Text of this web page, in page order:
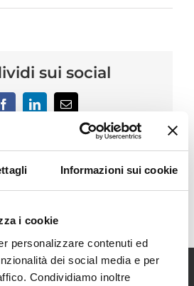
Informazioni sui cookie
i cookie
personalizzare contenuti ed
dei social media e per
Condividiamo inoltre
sui social
FacebookLinkedInEmail